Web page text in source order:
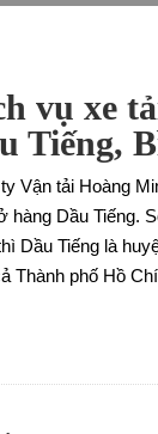
vụ xe
Tiếng,
Vận tải Hoàng
hàng Dầu Tiếng.
Dầu Tiếng là
Thành phố Hồ